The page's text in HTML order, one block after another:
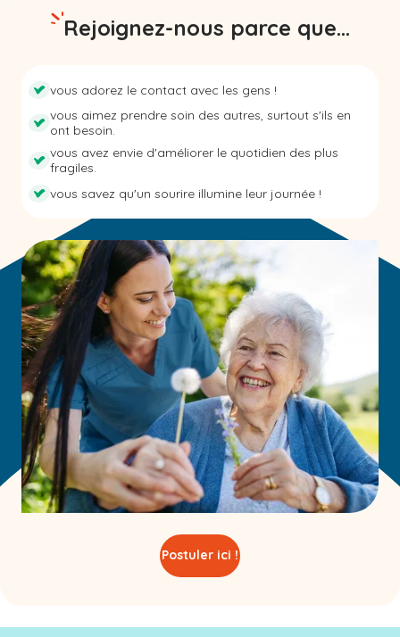
Rejoignez-nous parce que...
vous adorez le contact avec les gens !
vous aimez prendre soin des autres, surtout s'ils en
ont besoin.
vous avez envie d'améliorer le quotidien des plus
fragiles.
vous savez qu'un sourire illumine leur journée !
Postuler ici !